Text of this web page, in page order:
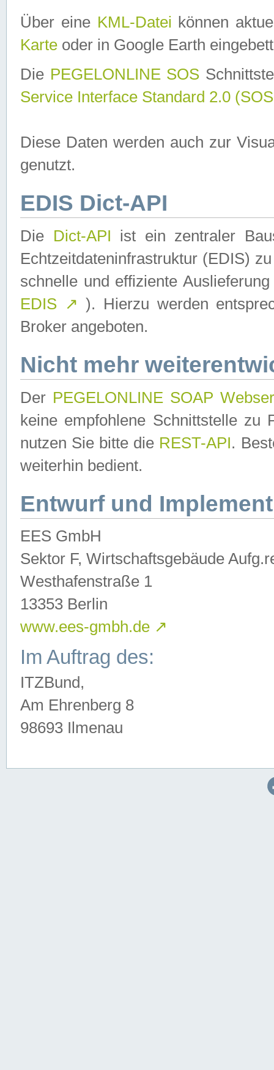
Über eine KML-Datei können
Karte oder in Google Earth
Die PEGELONLINE SOS
Service Interface Standard 2.0
Diese Daten werden auch zur
genutzt.
EDIS Dict-API
Die Dict-API ist ein zentraler
Echtzeitdateninfrastruktur (EDIS)
schnelle und effiziente
EDIS ↗ ). Hierzu werden
Broker angeboten.
Nicht mehr
Der PEGELONLINE SOAP
keine empfohlene Schnittstelle zu
nutzen Sie bitte die REST-API.
weiterhin bedient.
Entwurf und
EES GmbH
Sektor F, Wirtschaftsgebäude
Westhafenstraße 1
13353 Berlin
www.ees-gmbh.de ↗
Im Auftrag des:
ITZBund,
Am Ehrenberg 8
98693 Ilmenau